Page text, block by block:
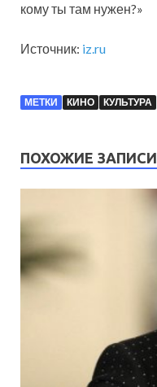
кому ты там нужен?»
Источник: iz.ru
МЕТКИ КИНО КУЛЬТУРА
ПОХОЖИЕ ЗАПИСИ